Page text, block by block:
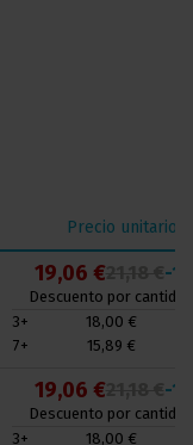
Precio unitario
19,06 € -
Descuento por cantidad
3+
18,00 €
7+
15,89 €
19,06 € -
Descuento por cantidad
3+
18,00 €